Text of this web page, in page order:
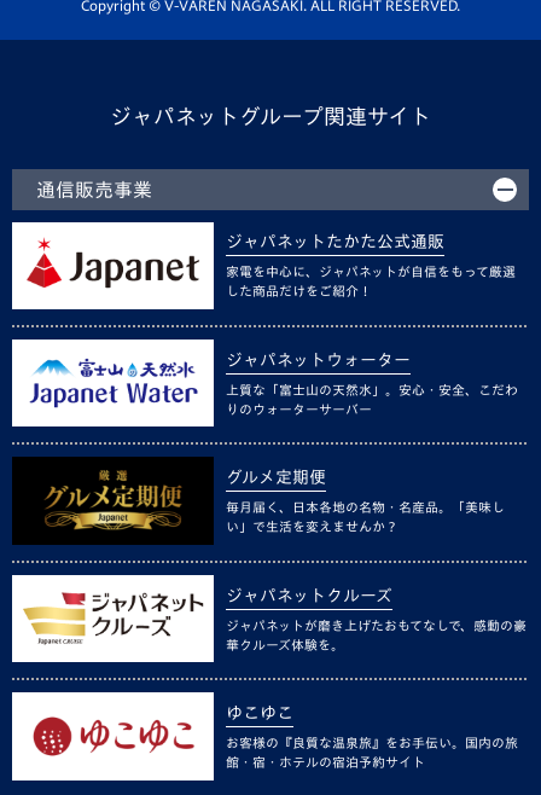
Copyright © V-VAREN NAGASAKI. ALL RIGHT RESERVED.
ジャパネットグループ関連サイト
通信販売事業
ジャパネットたかた公式通販
家電を中心に、ジャパネットが自信をもって厳選
した商品だけをご紹介！
ジャパネットウォーター
上質な「富士山の天然水」。安心・安全、こだわ
りのウォーターサーバー
グルメ定期便
毎月届く、日本各地の名物・名産品。「美味し
い」で生活を変えませんか？
ジャパネットクルーズ
ジャパネットが磨き上げたおもてなしで、感動の豪
華クルーズ体験を。
ゆこゆこ
お客様の『良質な温泉旅』をお手伝い。国内の旅
館・宿・ホテルの宿泊予約サイト